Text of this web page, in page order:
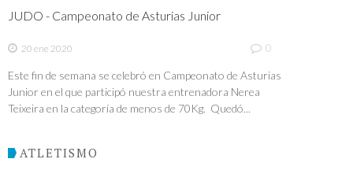
JUDO - Campeonato de Asturias Junior
20 ene 2020 0
Este fin de semana se celebró en Campeonato de Asturias
Junior en el que participó nuestra entrenadora Nerea
Teixeira en la categoría de menos de 70Kg. Quedó...
ATLETISMO